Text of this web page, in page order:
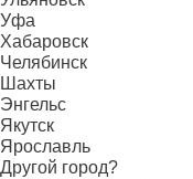
Уфа
Хабаровск
Челябинск
Шахты
Энгельс
Якутск
Ярославль
Другой город?